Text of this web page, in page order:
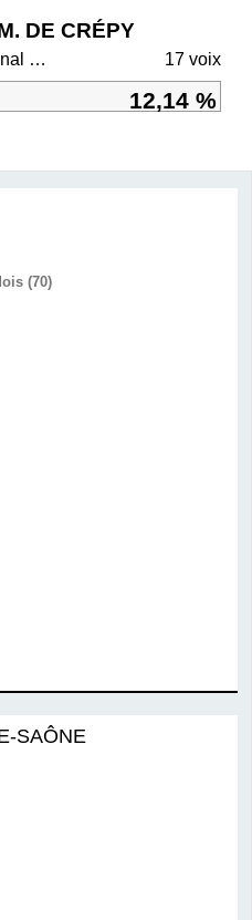
DE CRÉPY
RN - Rassemblement national et ses alliés 17 voix
12,14 %
(70)
SAÔNE